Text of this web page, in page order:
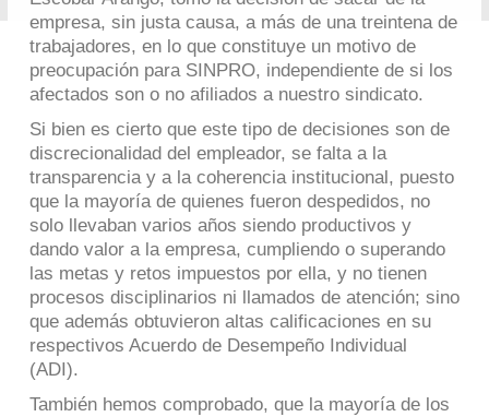
empresa, sin justa causa, a más de una treintena de
trabajadores, en lo que constituye un motivo de
preocupación para SINPRO, independiente de si los
afectados son o no afiliados a nuestro sindicato.
Si bien es cierto que este tipo de decisiones son de
discrecionalidad del empleador, se falta a la
transparencia y a la coherencia institucional, puesto
que la mayoría de quienes fueron despedidos, no
solo llevaban varios años siendo productivos y
dando valor a la empresa, cumpliendo o superando
las metas y retos impuestos por ella, y no tienen
procesos disciplinarios ni llamados de atención; sino
que además obtuvieron altas calificaciones en su
respectivos Acuerdo de Desempeño Individual
(ADI).
También hemos comprobado, que la mayoría de los